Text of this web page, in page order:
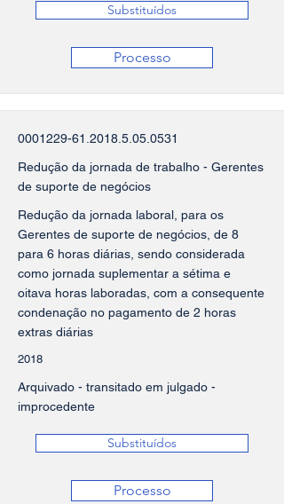
Substituídos
Processo
0001229-61.2018.5.05 .0531
Redução da jornada de trabalho - Gerentes
de suporte de negócios
Redução da jornada laboral, para os
Gerentes de suporte de negócios, de 8
para 6 horas diárias, sendo considerada
como jornada suplementar a sétima e
oitava horas laboradas, com a consequente
condenação no pagamento de 2 horas
extras diárias
2018
Arquivado - transitado em julgado -
improcedente
Substituídos
Processo